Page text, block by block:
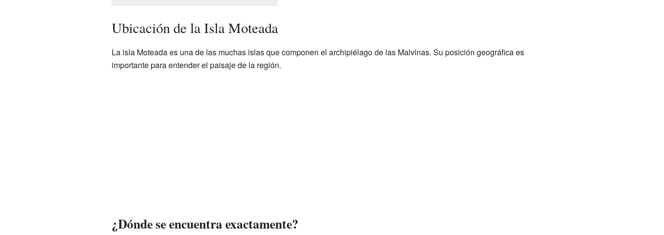
Ubicación de la Isla Moteada
La isla Moteada es una de las muchas islas que componen el archipiélago de las Malvinas. Su posición geográfica es
importante para entender el paisaje de la región.
¿Dónde se encuentra exactamente?